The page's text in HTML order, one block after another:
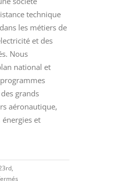
technique
les métiers de
et des
Nous
national et
grands
aéronautique,
et